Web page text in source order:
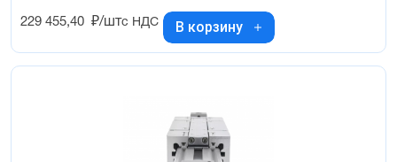
229 455,40 ₽/штс НДС В корзину